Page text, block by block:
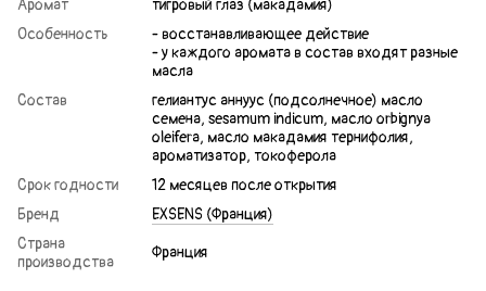
Аромат
тигровый глаз (макадамия)
Особенность
- восстанавливающее действие
- у каждого аромата в состав входят разные
масла
Состав
гелиантус аннуус (подсолнечное) масло
семена, sesamum indicum, масло orbignya
oleifera, масло макадамия тернифолия,
ароматизатор, токоферола
Срок годности
12 месяцев после открытия
Бренд
EXSENS (Франция)
Страна
производства
Франция